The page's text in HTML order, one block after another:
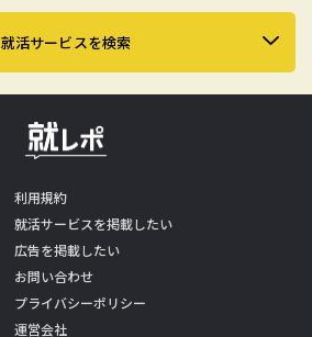
就活サービスを検索
利用規約
就活サービスを掲載したい
広告を掲載したい
お問い合わせ
プライバシーポリシー
運営会社